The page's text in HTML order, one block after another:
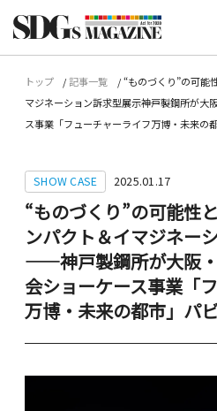
トップ 記事一覧
“ものづくり”の可能
マジネーション訴求型展示――神戸製鋼所が
ス事業「フューチャーライフ万博・未来の
SHOW CASE 2025.01.17
“ものづくり”の可能性
ンパクト＆イマジネー
――神戸製鋼所が大阪
会ショーケース事業「
万博・未来の都市」パ